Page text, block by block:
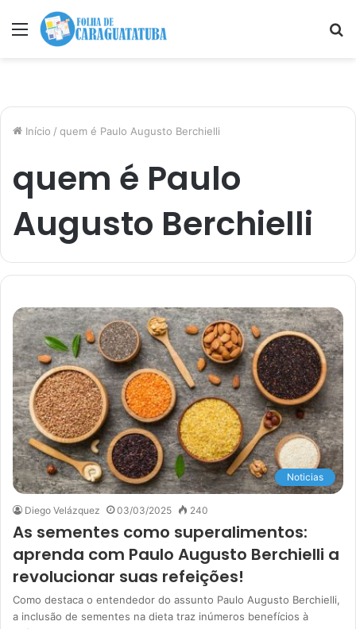
Menu
Início / quem é Paulo Augusto Berchielli
quem é Paulo
Augusto Berchielli
Noticias
Diego Velázquez 03/03/2025 240
As sementes como superalimentos:
aprenda com Paulo Augusto Berchielli a
revolucionar suas refeições!
Como destaca o entendedor do assunto Paulo Augusto Berchielli,
a inclusão de sementes na dieta traz inúmeros benefícios à